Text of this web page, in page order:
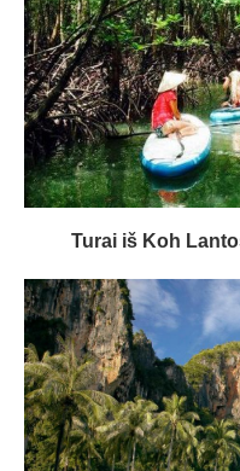
Turai iš Koh